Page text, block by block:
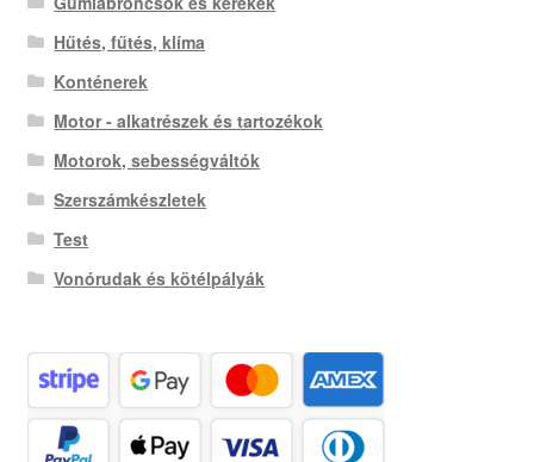
Hűtés, fűtés, klíma
Konténerek
Motor - alkatrészek és tartozékok
Motorok, sebességváltók
Szerszámkészletek
Test
Vonórudak és kötélpályák